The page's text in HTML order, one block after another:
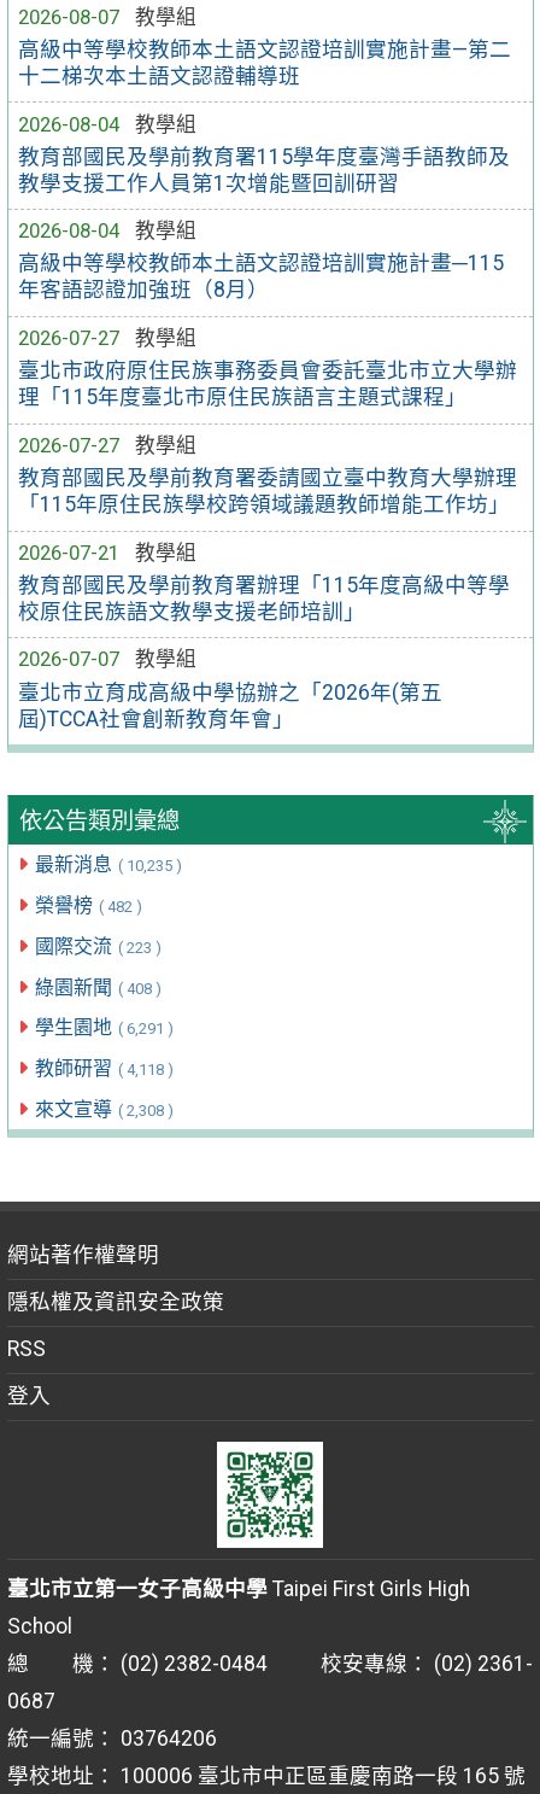
2026-08-07
教學組
高級中等學校教師本土語文認證培訓實施計畫—第二
十二梯次本土語文認證輔導班
2026-08-04
教學組
教育部國民及學前教育署115學年度臺灣手語教師及
教學支援工作人員第1次增能暨回訓研習
2026-08-04
教學組
高級中等學校教師本土語文認證培訓實施計畫─115
年客語認證加強班（8月）
2026-07-27
教學組
臺北市政府原住民族事務委員會委託臺北市立大學辦
理「115年度臺北市原住民族語言主題式課程」
2026-07-27
教學組
教育部國民及學前教育署委請國立臺中教育大學辦理
「115年原住民族學校跨領域議題教師增能工作坊」
2026-07-21
教學組
教育部國民及學前教育署辦理「115年度高級中等學
校原住民族語文教學支援老師培訓」
2026-07-07
教學組
臺北市立育成高級中學協辦之「2026年(第五
屆)TCCA社會創新教育年會」
依公告類別彙總
最新消息 ( 10,235 )
榮譽榜 ( 482 )
國際交流 ( 223 )
綠園新聞 ( 408 )
學生園地 ( 6,291 )
教師研習 ( 4,118 )
來文宣導 ( 2,308 )
網站著作權聲明
隱私權及資訊安全政策
RSS
登入
臺北市立第一女子高級中學Taipei First Girls High
School
總 機： (02) 2382-0484 校安專線： (02) 2361-
0687
統一編號： 03764206
學校地址： 100006 臺北市中正區重慶南路一段 165 號